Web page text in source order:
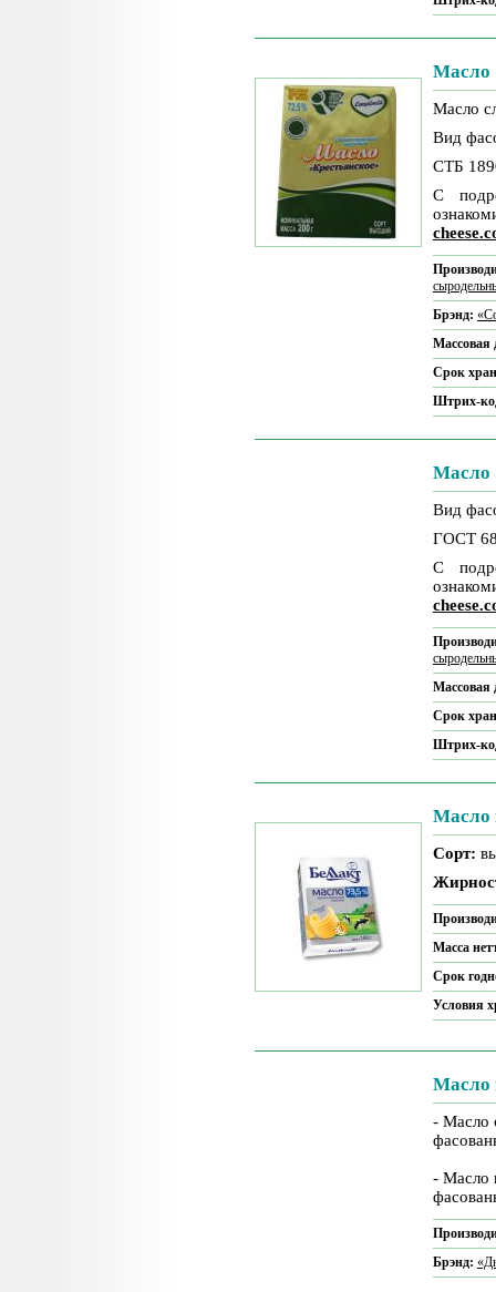
Масло
Масло
Вид
СТБ
С
Брэнд:
Срок
Штрих-
Масло
Вид
ГОСТ
С
Массовая
Срок
Штрих-
Масло
Сорт:
Масса
Срок
Условия
Масло
- Масло
- Масло
Брэнд: